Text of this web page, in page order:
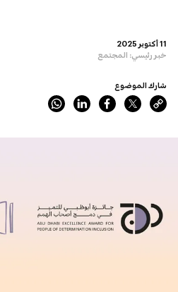
11 أكتوبر 2025
خبر رئيسي: المجتمع
شارك الموضوع